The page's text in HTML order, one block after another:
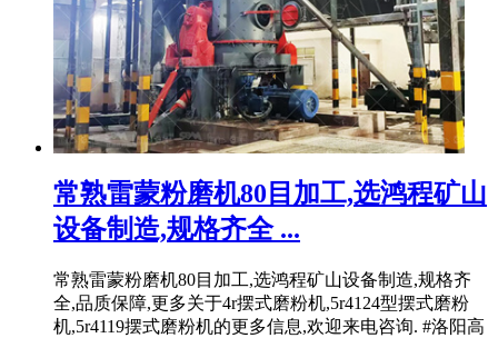
常熟雷蒙粉磨机80目加工,选鸿程矿山
设备制造,规格齐全 ...
常熟雷蒙粉磨机80目加工,选鸿程矿山设备制造,规格齐
全,品质保障,更多关于4r摆式磨粉机,5r4124型摆式磨粉
机,5r4119摆式磨粉机的更多信息,欢迎来电咨询. #洛阳高